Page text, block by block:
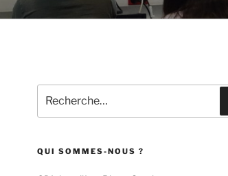
pour
:
QUI SOMMES-NOUS ?